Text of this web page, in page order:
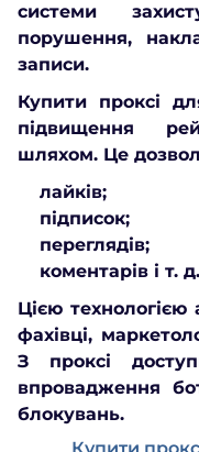
системи
порушення,
записи.
Купити проксі
підвищення
шляхом. Це
лайків;
підписок;
переглядів;
коментарів і т. д.
Цією
фахівці,
З проксі
впровадження
блокувань.